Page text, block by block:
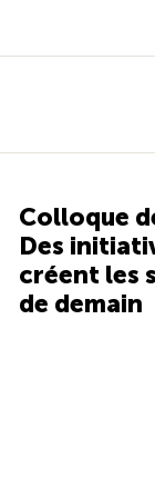
Colloque de
Des
créent les
de demain